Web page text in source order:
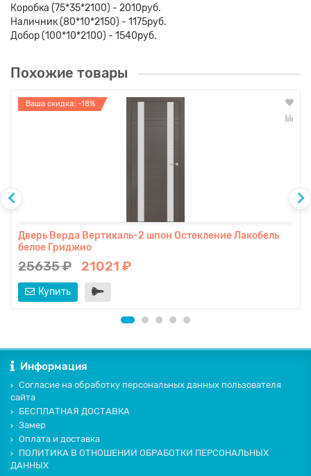
Коробка (75*35*2100) - 2010руб.
Наличник (80*10*2150) - 1175руб.
Добор (100*10*2100) - 1540руб.
Похожие товары
Ваша скидка: -18%
Дверь Верда Вертикаль-2 шпон Остекление Лакобель
белое Гриджио
25635 ₽ 21021 ₽
Купить
Информация
Согласие на обработку персональных данных пользователя
сайта
БЕСПЛАТНАЯ ДОСТАВКА
Замер
Оплата и доставка
ПОЛИТИКА В ОТНОШЕНИИ ОБРАБОТКИ ПЕРСОНАЛЬНЫХ
ДАННЫХ